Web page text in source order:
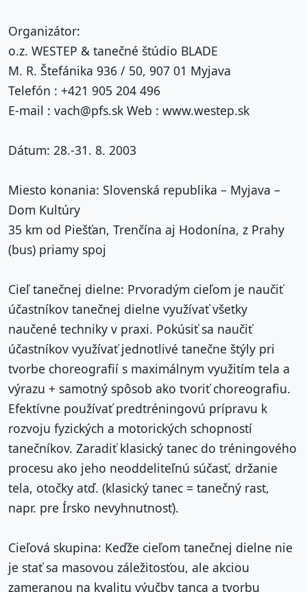
Organizátor:
o.z. WESTEP & tanečné štúdio BLADE
M. R. Štefánika 936 / 50, 907 01 Myjava
Telefón : +421 905 204 496
E-mail : vach@pfs.sk Web : www.westep.sk
Dátum: 28.-31. 8. 2003
Miesto konania: Slovenská republika – Myjava –
Dom Kultúry
35 km od Piešťan, Trenčína aj Hodonína, z Prahy
(bus) priamy spoj
Cieľ tanečnej dielne: Prvoradým cieľom je naučiť
účastníkov tanečnej dielne využívať všetky
naučené techniky v praxi. Pokúsiť sa naučiť
účastníkov využívať jednotlivé tanečne štýly pri
tvorbe choreografií s maximálnym využitím tela a
výrazu + samotný spôsob ako tvoriť choreografiu.
Efektívne používať predtréningovú prípravu k
rozvoju fyzických a motorických schopností
tanečníkov. Zaradiť klasický tanec do tréningového
procesu ako jeho neoddeliteľnú súčasť, držanie
tela, otočky atď. (klasický tanec = tanečný rast,
napr. pre Írsko nevyhnutnosť).
Cieľová skupina: Keďže cieľom tanečnej dielne nie
je stať sa masovou záležitosťou, ale akciou
zameranou na kvalitu výučby tanca a tvorbu